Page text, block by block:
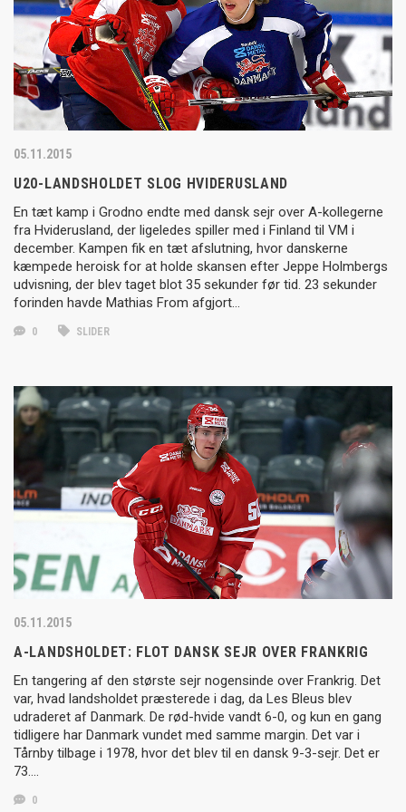
05.11.2015
U20-LANDSHOLDET SLOG HVIDERUSLAND
En tæt kamp i Grodno endte med dansk sejr over A-kollegerne
fra Hviderusland, der ligeledes spiller med i Finland til VM i
december. Kampen fik en tæt afslutning, hvor danskerne
kæmpede heroisk for at holde skansen efter Jeppe Holmbergs
udvisning, der blev taget blot 35 sekunder før tid. 23 sekunder
forinden havde Mathias From afgjort…
0 SLIDER
05.11.2015
A-LANDSHOLDET: FLOT DANSK SEJR OVER FRANKRIG
En tangering af den største sejr nogensinde over Frankrig. Det
var, hvad landsholdet præsterede i dag, da Les Bleus blev
udraderet af Danmark. De rød-hvide vandt 6-0, og kun en gang
tidligere har Danmark vundet med samme margin. Det var i
Tårnby tilbage i 1978, hvor det blev til en dansk 9-3-sejr. Det er
73….
0